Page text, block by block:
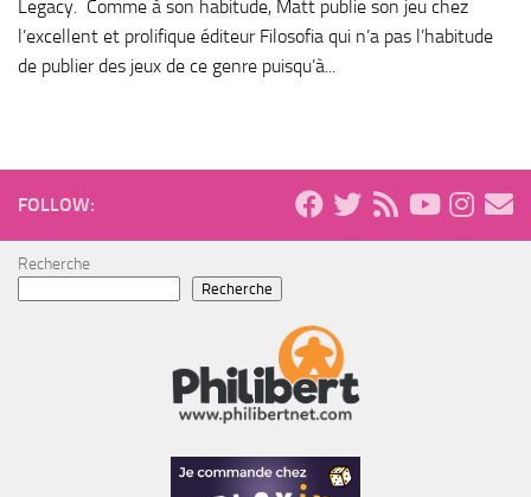
Legacy. Comme à son habitude, Matt publie son jeu chez
l’excellent et prolifique éditeur Filosofia qui n’a pas l’habitude
de publier des jeux de ce genre puisqu’à...
FOLLOW:
Recherche
Recherche